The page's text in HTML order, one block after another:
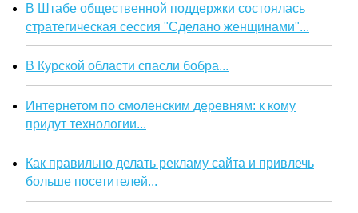
В Штабе общественной поддержки состоялась
стратегическая сессия "Сделано женщинами"...
В Курской области спасли бобра...
Интернетом по смоленским деревням: к кому
придут технологии...
Как правильно делать рекламу сайта и привлечь
больше посетителей...